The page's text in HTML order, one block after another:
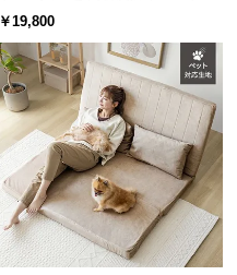
100m
￥19,800